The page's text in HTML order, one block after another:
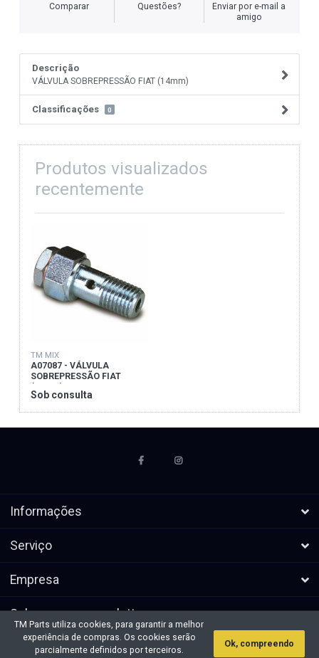
Comparar Questões?
Enviar por e-mail a
amigo
Descrição
VÁLVULA SOBREPRESSÃO FIAT (14mm)
Classificações 0
Produtos visualizados
recentemente
TM MIX
A07087 - VÁLVULA
SOBREPRESSÃO FIAT
(14mm)
Sob consulta
Informações
Serviço
Empresa
Subscrever a newsletters
* Todos os preços excl. IVA, mais
Direitos de autor &cópia; 2026 TM
TM Parts utiliza cookies, para garantir a melhor
experiência de compras. Os cookies serão
parcialmente definidos por terceiros.
Ok, compreendo